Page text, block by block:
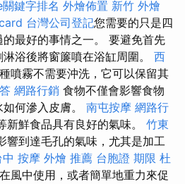
鍵字排名 外燴佈置 新竹 外燴
台灣公司登記您需要的只是四
最好的事情之一。 要避免首先
浴後將窗簾噴在浴缸周圍。 西
噴霧不需要沖洗，它可以保留其
網路行銷 食物不僅會影響食物
何滲入皮膚。 南屯按摩 網路行
新鮮食品具有良好的氣味。 竹東
響到達毛孔的氣味，尤其是加工
中 按摩 外燴 推薦 台胞證 期限 杜
風中使用，或者簡單地重力來促